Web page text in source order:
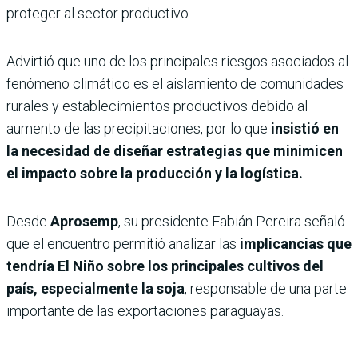
proteger al sector productivo.
Advirtió que uno de los principales riesgos asociados al
fenómeno climático es el aislamiento de comunidades
rurales y establecimientos productivos debido al
aumento de las precipitaciones, por lo que insistió en
la necesidad de diseñar estrategias que minimicen
el impacto sobre la producción y la logística.
Desde Aprosemp, su presidente Fabián Pereira señaló
que el encuentro permitió analizar las implicancias que
tendría El Niño sobre los principales cultivos del
país, especialmente la soja, responsable de una parte
importante de las exportaciones paraguayas.